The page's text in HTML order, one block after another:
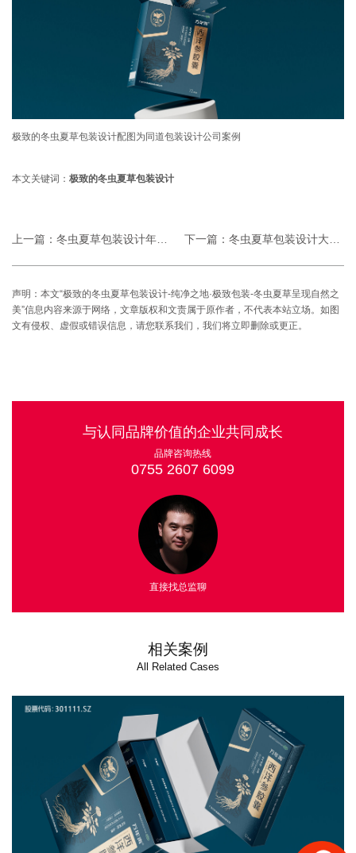
极致的冬虫夏草包装设计配图为同道包装设计公司案例
本文关键词： 极致的冬虫夏草包装设计
上一篇： 冬虫夏草包装设计年度服务案例-2020年 下一篇：冬虫夏草包装设计大师作品-冬虫夏草包装设
声明：本文“极致的冬虫夏草包装设计-纯净之地·极致包装-冬虫夏草呈现自然之
美”信息内容来源于网络，文章版权和文责属于原作者，不代表本站立场。如图
文有侵权、虚假或错误信息，请您联系我们，我们将立即删除或更正。
与认同品牌价值的企业共同成长
品牌咨询热线
0755 2607 6099
直接找总监聊
相关案例
All Related Cases